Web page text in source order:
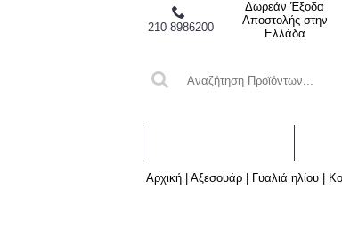
210 8986200
Δωρεάν Έξοδα
Αποστολής στην
Ελλάδα
Αρχική | Αξεσουάρ | Γυαλιά ηλίου |